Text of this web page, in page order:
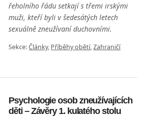
řeholního řádu setkají s třemi irskými
muži, kteří byli v šedesátých letech
sexuálně zneužívaní duchovními.
Sekce:Články, Příběhy obětí,Zahraničí
Psychologie osob zneužívajících
děti – Závěry 1. kulatého stolu